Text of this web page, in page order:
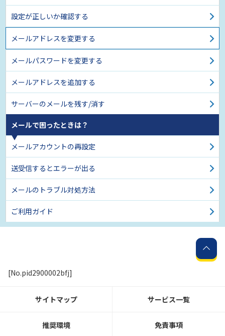
設定が正しいか確認する
メールアドレスを変更する
メールパスワードを変更する
メールアドレスを追加する
サーバーのメールを残す/消す
メールで困ったときは？
メールアカウントの再設定
送受信するとエラーが出る
メールのトラブル対処方法
ご利用ガイド
[No.pid2900002bfj]
サイトマップ サービス一覧
推奨環境 免責事項